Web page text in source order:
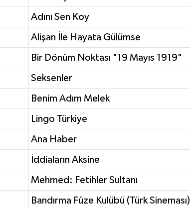
Adını Sen Koy
Alişan İle Hayata Gülümse
Bir Dönüm Noktası "19 Mayıs 1919"
Seksenler
Benim Adım Melek
Lingo Türkiye
Ana Haber
İddiaların Aksine
Mehmed: Fetihler Sultanı
Bandırma Füze Kulübü (Türk Sineması)